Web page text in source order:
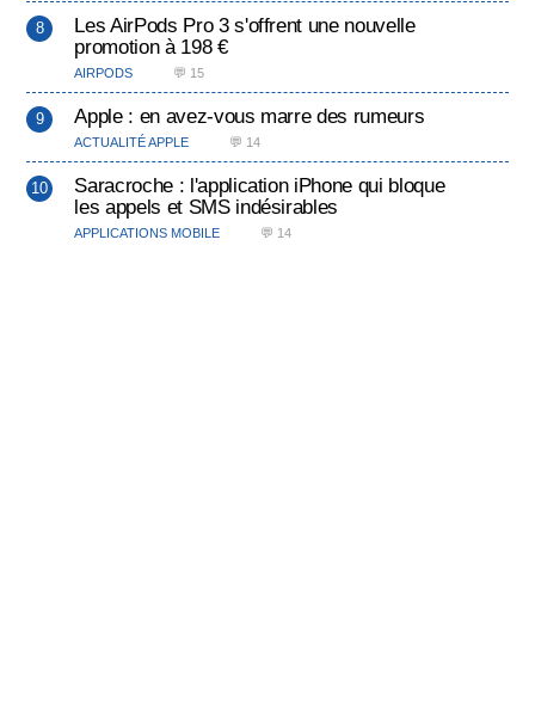
Les AirPods Pro 3 s'offrent une nouvelle
promotion à 198 €
AIRPODS 💬 15
Apple : en avez-vous marre des rumeurs
ACTUALITÉ APPLE 💬 14
Saracroche : l'application iPhone qui bloque
les appels et SMS indésirables
APPLICATIONS MOBILE 💬 14